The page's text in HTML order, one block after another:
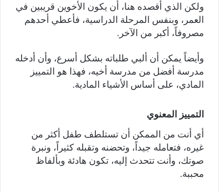
ولكن الذي أقصده هنا، أن يكون الأخوين قريبين في
العمر، وبنفس المرحلة الدراسية، فأعطي أحدهم
مصروفاً، أكبر من الآخر.
وأيضاً يمكن أن ألبي طلباته بشكل أسرع، وأن أدخله
مدرسة أفضل من مدرسة أخيه، فهذا هو التمييز
المادي، على أساس الأشياء المادية.
التمييز المعنوي
أي أنت من الممكن أن تستلطف طفل أكثر من
غيره، فتعامله جيداً، وتحضنه وتقبله كثيراً، ونبرة
صوتك، وأنت تتحدث إليه، تكون هادئة وبألفاظ
محببة.